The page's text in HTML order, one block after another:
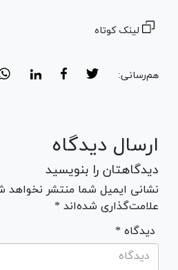
لینک کوتاه
هم‌رسانی:
ارسال دیدگاه
دیدگاهتان را بنویسید
نشانی ایمیل شما منتشر نخواهد
علامت‌گذاری شده‌اند *
* دیدگاه